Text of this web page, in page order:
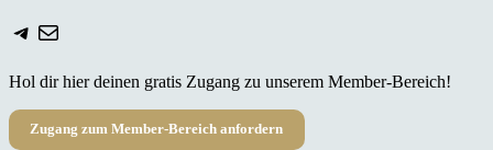
Telegram E-Mail
Hol dir hier deinen gratis Zugang zu unserem Member-Bereich!
Zugang zum Member-Bereich anfordern